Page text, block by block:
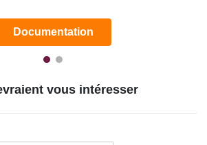
Documentation
vous intéresser